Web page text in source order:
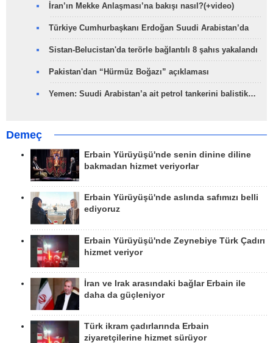
İran’ın Mekke Anlaşması’na bakışı nasıl?(+video)
Türkiye Cumhurbaşkanı Erdoğan Suudi Arabistan’da
Sistan-Belucistan'da terörle bağlantılı 8 şahıs yakalandı
Pakistan'dan “Hürmüz Boğazı” açıklaması
Yemen: Suudi Arabistan’a ait petrol tankerini balistik…
Demeç
Erbain Yürüyüşü'nde senin dinine diline
bakmadan hizmet veriyorlar
Erbain Yürüyüşü'nde aslında safımızı belli
ediyoruz
Erbain Yürüyüşü'nde Zeynebiye Türk Çadırı
hizmet veriyor
İran ve Irak arasındaki bağlar Erbain ile
daha da güçleniyor
Türk ikram çadırlarında Erbain
ziyaretçilerine hizmet sürüyor